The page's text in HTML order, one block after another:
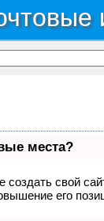
места?
свой
его